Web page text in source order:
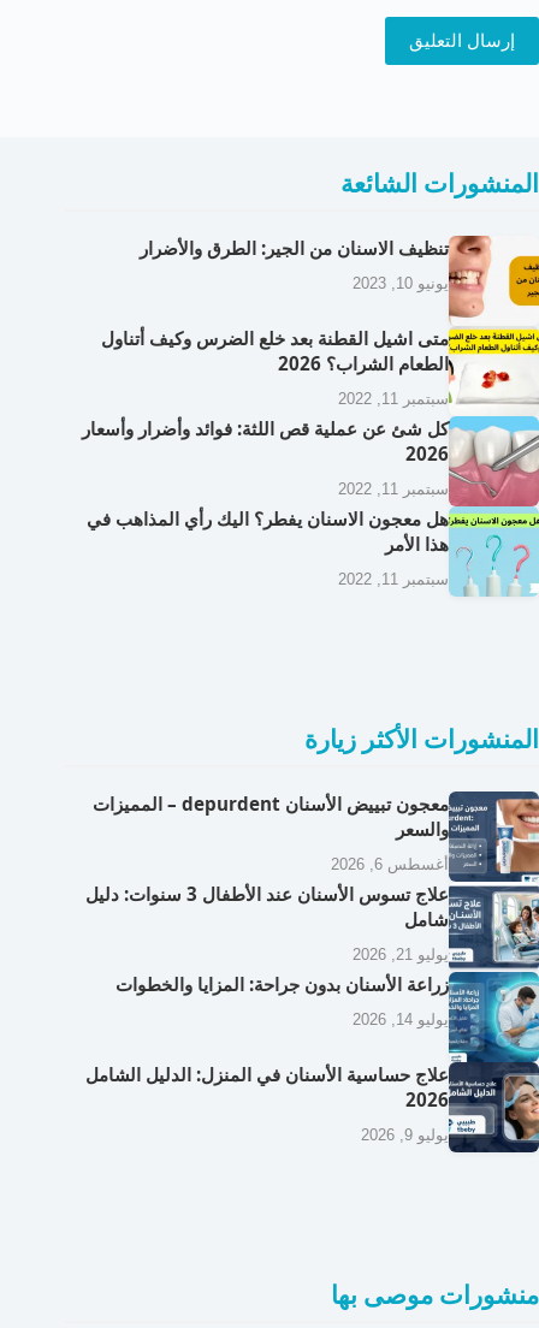
إرسال التعليق
المنشورات الشائعة
تنظيف الاسنان من الجير: الطرق والأضرار
يونيو 10, 2023
متى اشيل القطنة بعد خلع الضرس وكيف أتناول
الطعام الشراب؟ 2026
سبتمبر 11, 2022
كل شئ عن عملية قص اللثة: فوائد وأضرار وأسعار
2026
سبتمبر 11, 2022
هل معجون الاسنان يفطر؟ اليك رأي المذاهب في
هذا الأمر
سبتمبر 11, 2022
المنشورات الأكثر زيارة
معجون تبييض الأسنان depurdent – المميزات
والسعر
أغسطس 6, 2026
علاج تسوس الأسنان عند الأطفال 3 سنوات: دليل
شامل
يوليو 21, 2026
زراعة الأسنان بدون جراحة: المزايا والخطوات
يوليو 14, 2026
علاج حساسية الأسنان في المنزل: الدليل الشامل
2026
يوليو 9, 2026
منشورات موصى بها